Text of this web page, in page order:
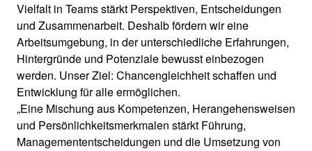
Vielfalt in Teams stärkt Perspektiven, Entscheidungen
und Zusammenarbeit. Deshalb fördern wir eine
Arbeitsumgebung, in der unterschiedliche Erfahrungen,
Hintergründe und Potenziale bewusst einbezogen
werden. Unser Ziel: Chancengleichheit schaffen und
Entwicklung für alle ermöglichen.
„Eine Mischung aus Kompetenzen, Herangehensweisen
und Persönlichkeitsmerkmalen stärkt Führung,
Managemententscheidungen und die Umsetzung von